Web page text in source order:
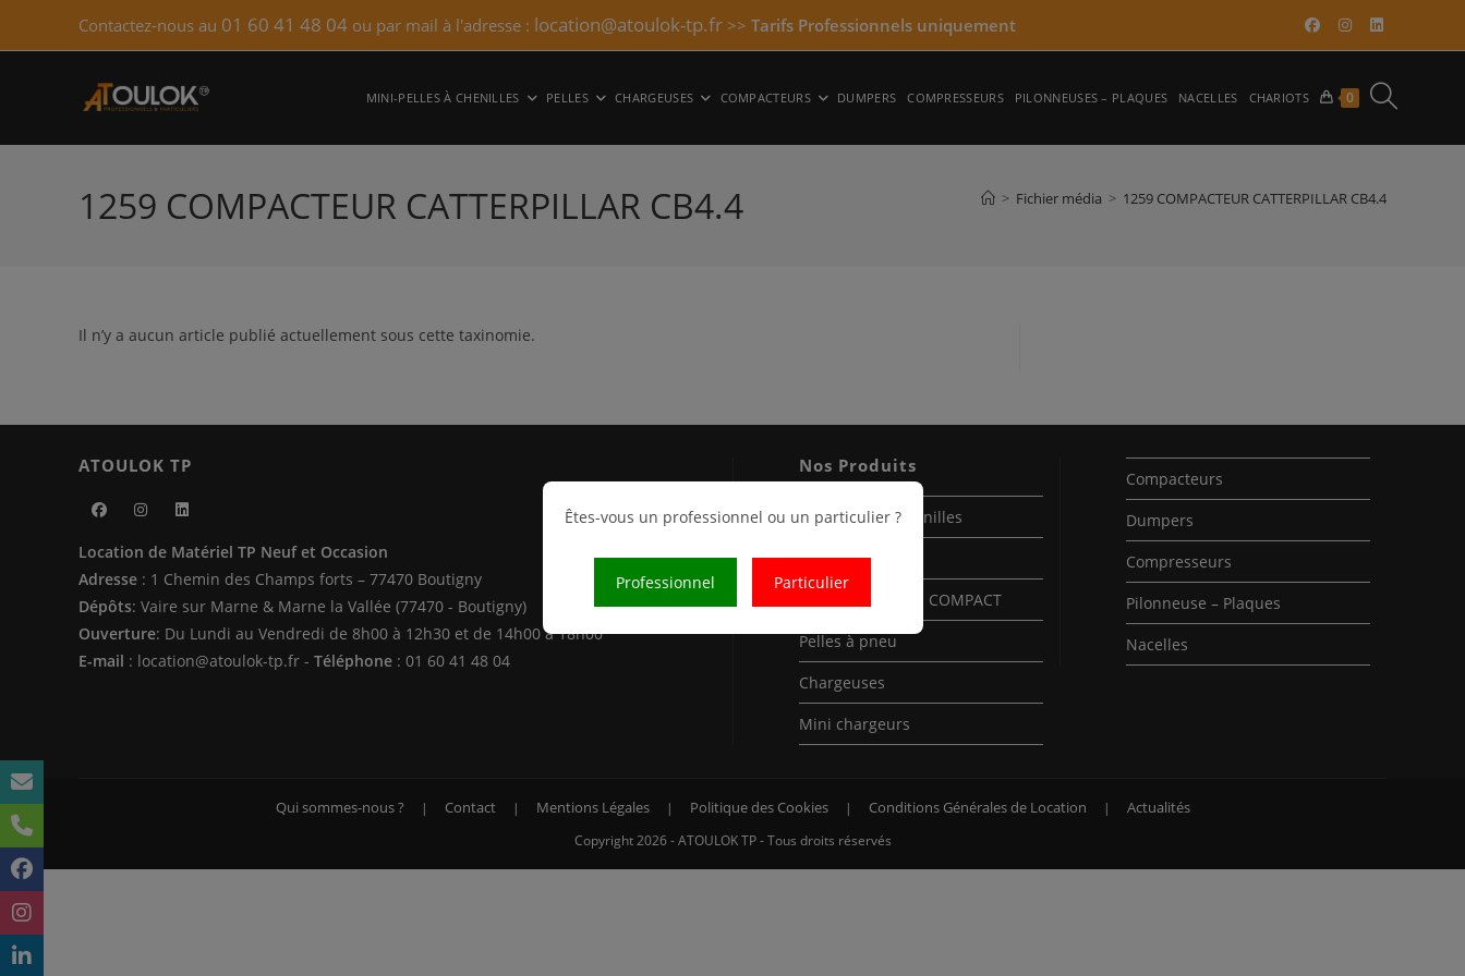
Contactez-nous au 01 60 41 48 04 ou par mail à l'adresse : location@atoulok-tp.fr >> Tarifs Professionnels uniquement​
MINI-PELLES À CHENILLES PELLES CHARGEUSES COMPACTEURS DUMPERS COMPRESSEURS PILONNEUSES – PLAQUES NACELLES CHARIOTS 0 TOGGLE
WEBSITE
1259 COMPACTEUR CATTERPILLAR CB4.4 > Fichier média > 1259 COMPACTEUR CATTERPILLAR CB4.4
Il n’y a aucun article publié actuellement sous cette taxinomie.
ATOULOK TP
dans
un
nouvel
onglet
dans
un
nouvel
onglet
dans
un
nouvel
onglet
Location de Matériel TP Neuf et Occasion
Adresse : 1 Chemin des Champs forts – 77470 Boutigny
Dépôts: Vaire sur Marne & Marne la Vallée (77470 - Boutigny)
Ouverture: Du Lundi au Vendredi de 8h00 à 12h30 et de 14h00 à 18h00
E-mail : location@atoulok-tp.fr - Téléphone : 01 60 41 48 04
Nos Produits
Mini-Pelles à chenilles
Pelles à chenilles
Pelles à chenilles COMPACT
Pelles à pneu
Chargeuses
Mini chargeurs
Compacteurs
Dumpers
Compresseurs
Pilonneuse – Plaques
Nacelles
Qui sommes-nous ? Contact Mentions Légales Politique des Cookies Conditions Générales de Location Actualités
Copyright 2026 - ATOULOK TP - Tous droits réservés
Êtes-vous un professionnel ou un particulier ?
Professionnel Particulier